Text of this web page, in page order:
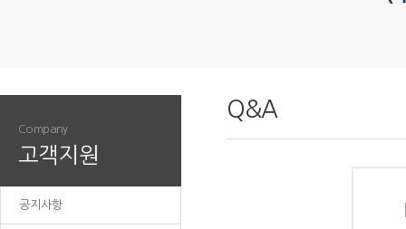
Company
고객지원
공지사항
Q&A